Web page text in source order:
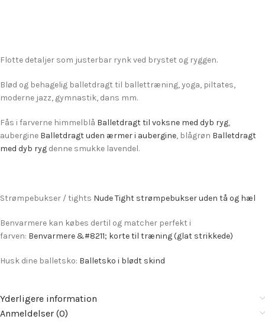
Flotte detaljer som justerbar rynk ved brystet og ryggen.
Blød og behagelig balletdragt til ballettræning, yoga, piltates,
moderne jazz, gymnastik, dans mm.
Fås i farverne himmelblå Balletdragt til voksne med dyb ryg,
aubergine Balletdragt uden ærmer i aubergine, blågrøn Balletdragt
med dyb ryg denne smukke lavendel.
Strømpebukser / tights Nude Tight strømpebukser uden tå og hæl
Benvarmere kan købes dertil og matcher perfekt i
farven: Benvarmere &#8211; korte til træning (glat strikkede)
Husk dine balletsko: Balletsko i blødt skind
Yderligere information
Anmeldelser (0)